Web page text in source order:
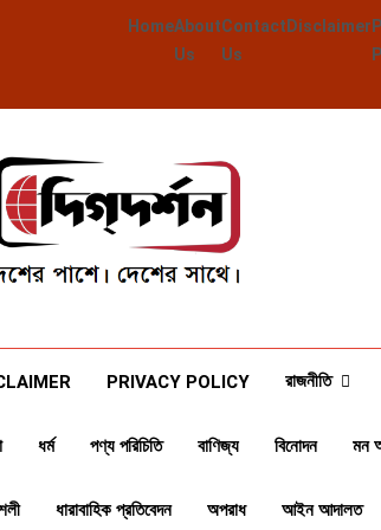
HomeAbout
Us
Contact
Us
Disclaimer
PRIVACY POLICY রাজনীতি
ধর্ম পণ্য পরিচিতি বাণিজ্য বিনোদন মন
ধারাবাহিক প্রতিবেদন অপরাধ আইন আদালত